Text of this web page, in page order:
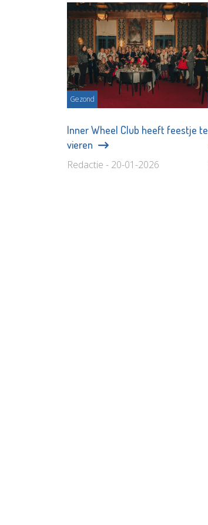
Gezond
Inner Wheel Club heeft feestje te
vieren
Redactie - 20-01-2026